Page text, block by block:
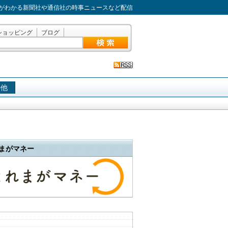
わかる新聞社や通信社の時事ニュースなど配信
ョッピング ブログ
がマネー